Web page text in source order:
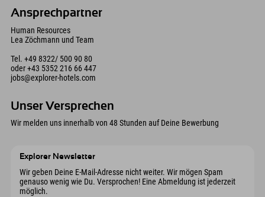
Ansprechpartner
Human Resources
Lea Zöchmann und Team
Tel. +49 8322/ 500 90 80
oder+43 5352 216 66 447
jobs@explorer-hotels.com
Unser Versprechen
Wir melden uns innerhalb von 48 Stunden auf Deine Bewerbung
Explorer Newsletter
Wir geben Deine E-Mail-Adresse nicht weiter. Wir mögen Spam
genauso wenig wie Du. Versprochen! Eine Abmeldung ist jederzeit
möglich.